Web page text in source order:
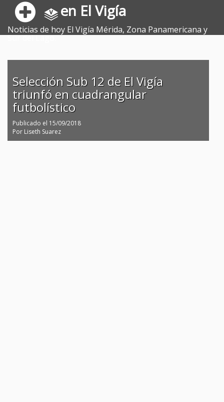
en El Vigía
Noticias de hoy El Vigía Mérida, Zona Panamericana y
Sur del Lago.
Selección Sub 12 de El Vigía
triunfó en cuadrangular
futbolístico
Publicado el 15/09/2018
Por Liseth Suarez